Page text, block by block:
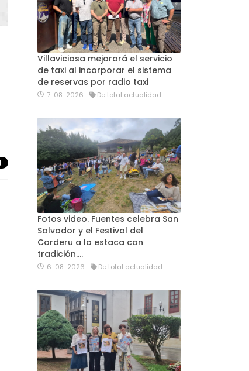
Villaviciosa mejorará el servicio
de taxi al incorporar el sistema
de reservas por radio taxi
7-08-2026 De total actualidad
Fotos video. Fuentes celebra San
Salvador y el Festival del
Corderu a la estaca con
tradición....
6-08-2026 De total actualidad